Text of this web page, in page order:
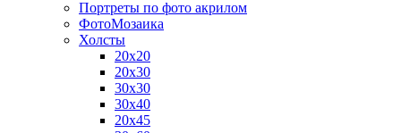
Портреты по фото акрилом
ФотоМозаика
Холсты
20х20
20х30
30х30
30х40
20х45